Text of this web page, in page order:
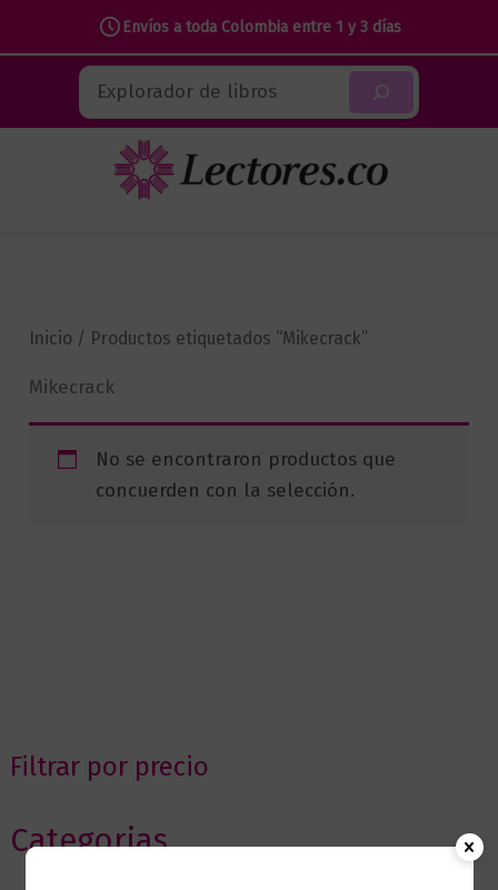
Envíos a toda Colombia entre 1 y 3 días
contenido
Buscar
Filtrar por precio
Categorias
Inicio / Productos etiquetados “Mikecrack”
Mikecrack
No se encontraron productos que
concuerden con la selección.